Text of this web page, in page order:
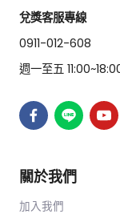
兌獎客服專線
0911-012-608
週一至五
關於我們
加入我們